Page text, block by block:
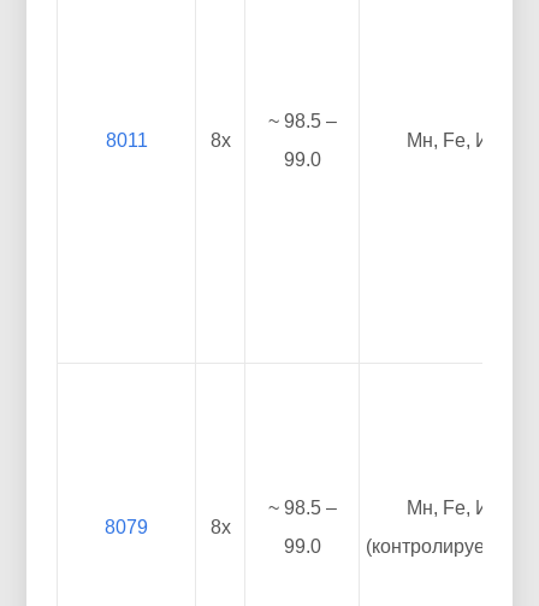
8011 8х
~ 98.5 –
99.0
Мн, Fe, И
8079 8х
~ 98.5 –
99.0
Мн, Fe, И
(контролируемый)